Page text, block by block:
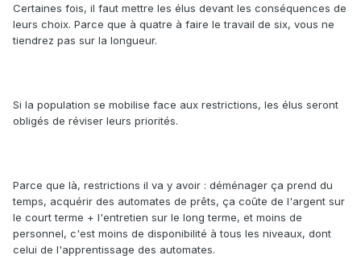
Certaines fois, il faut mettre les élus devant les conséquences de
leurs choix. Parce que à quatre à faire le travail de six, vous ne
tiendrez pas sur la longueur.
Si la population se mobilise face aux restrictions, les élus seront
obligés de réviser leurs priorités.
Parce que là, restrictions il va y avoir : déménager ça prend du
temps, acquérir des automates de prêts, ça coûte de l'argent sur
le court terme + l'entretien sur le long terme, et moins de
personnel, c'est moins de disponibilité à tous les niveaux, dont
celui de l'apprentissage des automates.